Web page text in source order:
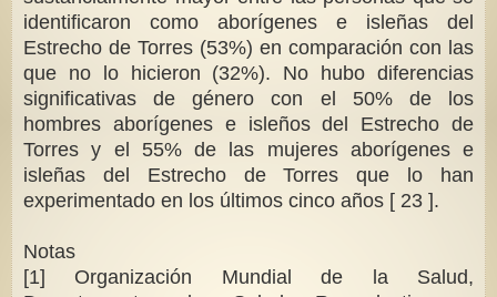
identificaron como aborígenes e isleñas del
Estrecho de Torres (53%) en comparación con las
que no lo hicieron (32%). No hubo diferencias
significativas de género con el 50% de los
hombres aborígenes e isleños del Estrecho de
Torres y el 55% de las mujeres aborígenes e
isleñas del Estrecho de Torres que lo han
experimentado en los últimos cinco años [ 23 ].
Notas
[1] Organización Mundial de la Salud,